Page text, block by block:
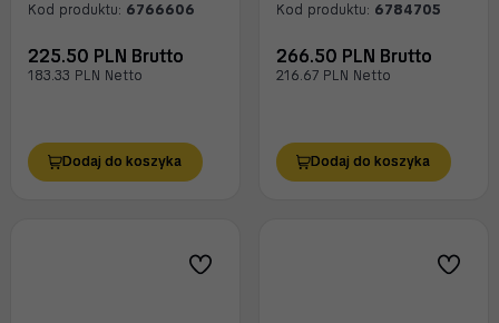
Kod produktu: 6766606
225.50 PLN Brutto
183.33 PLN Netto
Dodaj do koszyka
Kod produktu: 6784705
266.50 PLN Brutto
216.67 PLN Netto
Dodaj do koszyka